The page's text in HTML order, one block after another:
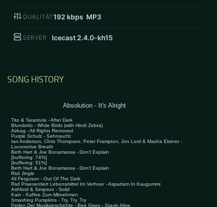
QUALITÄT192 kbps MP3
SERVER Icecast 2.4.0-kh15
SONG HISTORY